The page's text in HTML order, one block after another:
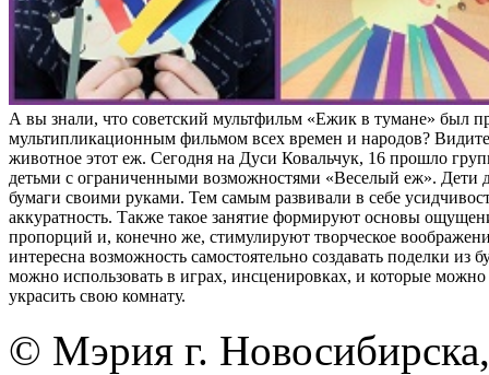
А вы знали, что советский мультфильм «Ежик в тумане» был
мультипликационным фильмом всех времен и народов?
животное этот еж. Сегодня на Дуси Ковальчук, 16 прошло
детьми с ограниченными возможностями «Веселый еж». Дети
бумаги своими руками. Тем самым развивали в себе
аккуратность. Также такое занятие формируют основы
пропорций и, конечно же, стимулируют творческое
интересна возможность самостоятельно создавать поделки из
можно использовать в играх, инсценировках, и которые
украсить свою комнату.
© Мэрия г.